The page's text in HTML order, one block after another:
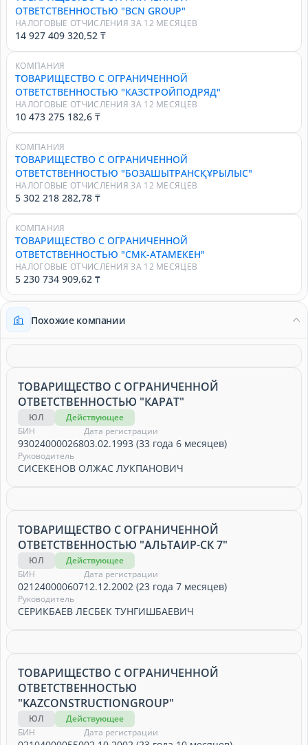
ОТВЕТСТВЕННОСТЬЮ "BCN GROUP"
НАЛОГОВЫЕ ОТЧИСЛЕНИЯ ЗА 12 МЕСЯЦЕВ
14 927 409 320,52 ₸
КОМПАНИЯ
ТОВАРИЩЕСТВО С ОГРАНИЧЕННОЙ
ОТВЕТСТВЕННОСТЬЮ "КАЗСТРОЙПОДРЯД"
НАЛОГОВЫЕ ОТЧИСЛЕНИЯ ЗА 12 МЕСЯЦЕВ
10 473 275 182,6 ₸
КОМПАНИЯ
ТОВАРИЩЕСТВО С ОГРАНИЧЕННОЙ
ОТВЕТСТВЕННОСТЬЮ "БОЗАШЫТРАНСҚҰРЫЛЫС"
НАЛОГОВЫЕ ОТЧИСЛЕНИЯ ЗА 12 МЕСЯЦЕВ
5 302 218 282,78 ₸
КОМПАНИЯ
ТОВАРИЩЕСТВО С ОГРАНИЧЕННОЙ
ОТВЕТСТВЕННОСТЬЮ "СМК-АТАМЕКЕН"
НАЛОГОВЫЕ ОТЧИСЛЕНИЯ ЗА 12 МЕСЯЦЕВ
5 230 734 909,62 ₸
Похожие компании
ТОВАРИЩЕСТВО С ОГРАНИЧЕННОЙ
ОТВЕТСТВЕННОСТЬЮ "КАРАТ"
ЮЛ
Действующее
БИН
930240000268
Дата регистрации
03.02.1993 (33 года 6 месяцев)
Руководитель
СИСЕКЕНОВ ОЛЖАС ЛУКПАНОВИЧ
ТОВАРИЩЕСТВО С ОГРАНИЧЕННОЙ
ОТВЕТСТВЕННОСТЬЮ "АЛЬТАИР-СК 7"
ЮЛ
Действующее
БИН
021240000607
Дата регистрации
12.12.2002 (23 года 7 месяцев)
Руководитель
СЕРИКБАЕВ ЛЕСБЕК ТУНГИШБАЕВИЧ
ТОВАРИЩЕСТВО С ОГРАНИЧЕННОЙ
ОТВЕТСТВЕННОСТЬЮ
"KAZCONSTRUCTIONGROUP"
ЮЛ
Действующее
БИН
Дата регистрации